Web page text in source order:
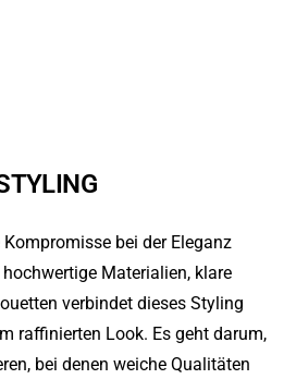
bei der Eleganz
Materialien, klare
verbindet dieses Styling
raffinierten Look. Es geht darum,
bei denen weiche Qualitäten